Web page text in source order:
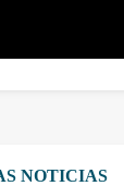
NOTICIAS